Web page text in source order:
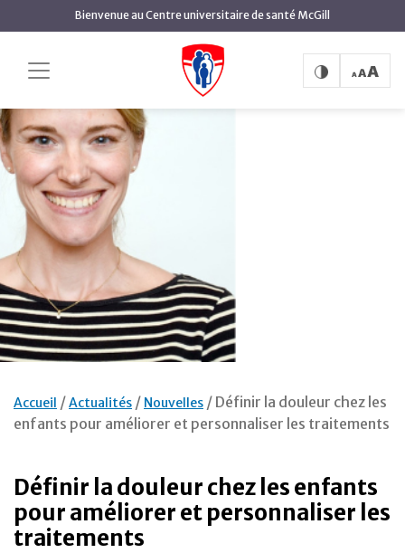
Aller
au
contenu
principal
Bienvenue au Centre universitaire de santé McGill
Accueil Actualités Nouvelles
Définir la douleur chez les
enfants pour améliorer et personnaliser les traitements
Définir la douleur chez les enfants
pour améliorer et personnaliser les
traitements